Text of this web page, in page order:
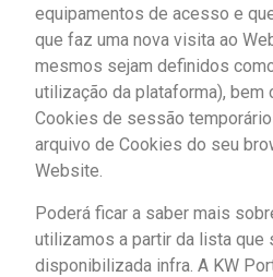
equipamentos de acesso e
que faz uma nova visita ao
mesmos sejam definidos
utilização da plataforma), bem
Cookies de sessão
arquivo de Cookies do seu
Website.
Poderá ficar a saber mais
utilizamos a partir da lista que
disponibilizada infra. A KW